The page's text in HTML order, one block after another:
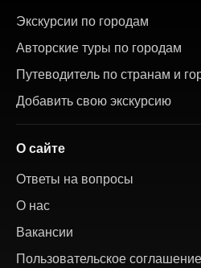
Экскурсии по городам
Авторские туры по городам
Путеводитель по странам и
Добавить свою экскурсию
О сайте
Ответы на вопросы
О нас
Вакансии
Пользовательское соглашение